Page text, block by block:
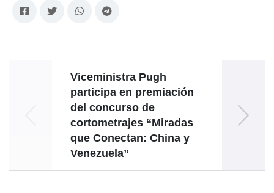
Viceministra Pugh
participa en premiación
del concurso de
cortometrajes “Miradas
que Conectan: China y
Venezuela”